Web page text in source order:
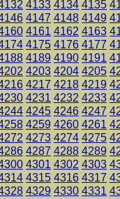
4133 4134 4135
4147 4148 4149
4161 4162 4163
4175 4176 4177
4189 4190 4191
4203 4204 4205
4217 4218 4219
4231 4232 4233
4245 4246 4247
4259 4260 4261
4273 4274 4275
4287 4288 4289
4301 4302 4303
4315 4316 4317
4329 4330 4331